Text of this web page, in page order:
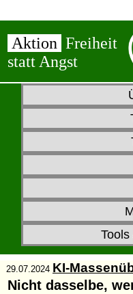
Aktion Freiheit
statt Angst
29.07.2024 KI-
Nicht dasselbe,